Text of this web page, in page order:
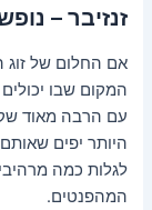
זנזיבר –
אם החלום של זוג
המקום שבו
עם הרבה מאוד
היותר יפים
לגלות כמה
המהפנטים.